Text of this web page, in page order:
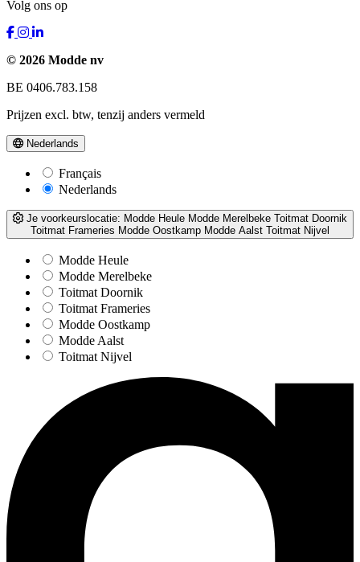
Volg ons op
© 2026 Modde nv
BE 0406.783.158
Prijzen excl. btw, tenzij anders vermeld
Nederlands
Français
Nederlands
Je voorkeurslocatie: Modde Heule Modde Merelbeke Toitmat Doornik
Toitmat Frameries Modde Oostkamp Modde Aalst Toitmat Nijvel
Modde Heule
Modde Merelbeke
Toitmat Doornik
Toitmat Frameries
Modde Oostkamp
Modde Aalst
Toitmat Nijvel